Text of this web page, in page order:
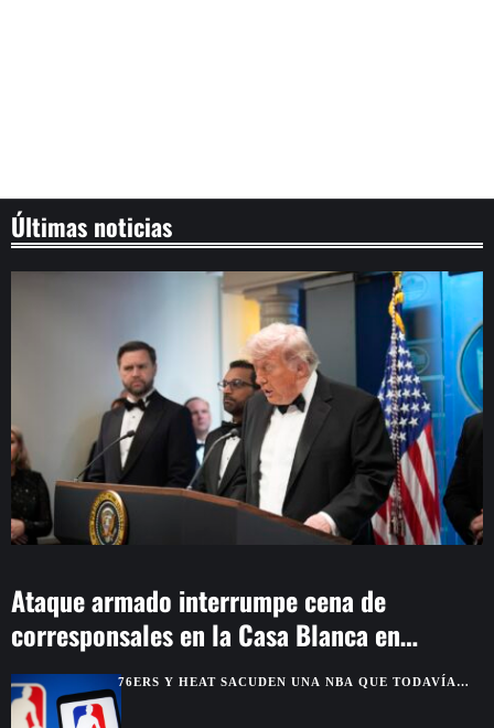
Últimas noticias
Ataque armado interrumpe cena de
corresponsales en la Casa Blanca en
Washington76ERS Y HEAT SACUDEN UNA NBA QUE TODAVÍA